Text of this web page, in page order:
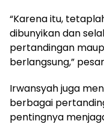
“Karena itu,
dibunyikan dan
pertandingan
berlangsung,”
Irwansyah juga
berbagai
pentingnya